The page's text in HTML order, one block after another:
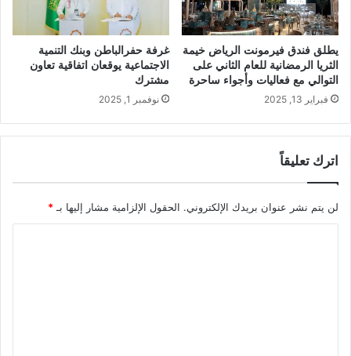
يطلق فندق فيرمونت الرياض خيمة
الثريا الرمضانية للعام الثاني على
التوالي مع فعاليات وأجواء ساحرة
فبراير 13, 2025
غرفة حفرالباطن وبنك التنمية
الاجتماعية يوقعان اتفاقية تعاون
مشترك
نوفمبر 1, 2025
اترك تعليقاً
لن يتم نشر عنوان بريدك الإلكتروني. الحقول الإلزامية مشار إليها بـ*